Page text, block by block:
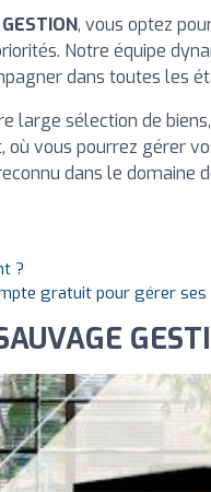
, vous optez
Notre équipe
dans toutes les
large sélection de
où vous pourrez gérer
dans le domaine
?
gratuit pour gérer